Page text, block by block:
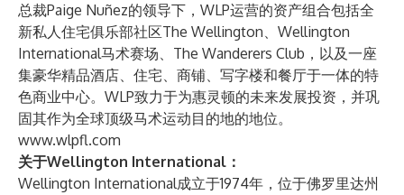
总裁Paige Nuñez的领导下，WLP运营的资产组合包括全
新私人住宅俱乐部社区The Wellington、Wellington
International马术赛场、The Wanderers Club，以及一座
集豪华精品酒店、住宅、商铺、写字楼和餐厅于一体的特
色商业中心。WLP致力于为惠灵顿的未来发展投资，并巩
固其作为全球顶级马术运动目的地的地位。
www.wlpfl.com
关于Wellington International：
Wellington International成立于1974年，位于佛罗里达州